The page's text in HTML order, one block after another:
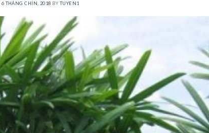
6 THÁNG CHÍN, 2018 BY TUYEN1